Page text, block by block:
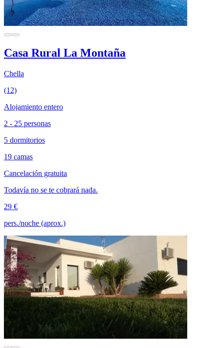
Casa Rural La Montaña
Chella
(12)
Alojamiento entero
2 - 25 personas
5 dormitorios
19 camas
Cancelación gratuita
Todavía no se te cobrará nada.
29 €
pers./noche (aprox.)